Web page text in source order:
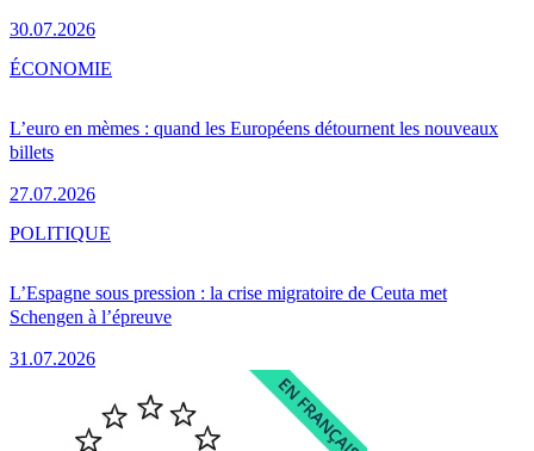
30.07.2026
L’euro en mèmes : quand les Européens détournent les nouveaux
billets
27.07.2026
ÉCONOMIE
L’Espagne sous pression : la crise migratoire de Ceuta met
Schengen à l’épreuve
31.07.2026
POLITIQUE